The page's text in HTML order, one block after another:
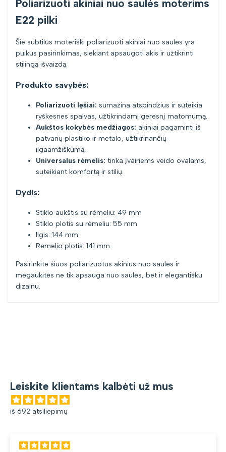
Poliarizuoti akiniai nuo saulės moterims
E22 pilki
Šie subtilūs moteriški poliarizuoti akiniai nuo saulės yra
puikus pasirinkimas, siekiant apsaugoti akis ir užtikrinti
stilingą išvaizdą.
Produkto savybės:
Poliarizuoti lęšiai: sumažina atspindžius ir suteikia
ryškesnes spalvas, užtikrindami geresnį matomumą.
Aukštos kokybės medžiagos: akiniai pagaminti iš
patvarių plastiko ir metalo, užtikrinančių
ilgaamžiškumą.
Universalus rėmelis: tinka įvairiems veido ovalams,
suteikiant komfortą ir stilių.
Dydis:
Stiklo aukštis su rėmeliu: 49 mm
Stiklo plotis su rėmeliu: 55 mm
Ilgis: 144 mm
Rėmelio plotis: 141 mm
Pasirinkite šiuos poliarizuotus akinius nuo saulės ir
mėgaukitės ne tik apsauga nuo saulės, bet ir elegantišku
dizainu.
Leiskite klientams kalbėti už mus
iš 692 atsiliepimų